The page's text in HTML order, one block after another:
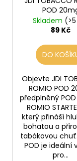
POD
Skladem
89 Kč
DO
Objevte JDI
ROMIO POD
předplněný POD
ROMIO
který přináší
bohatou a
tabákovou
POD je ideální
pro...